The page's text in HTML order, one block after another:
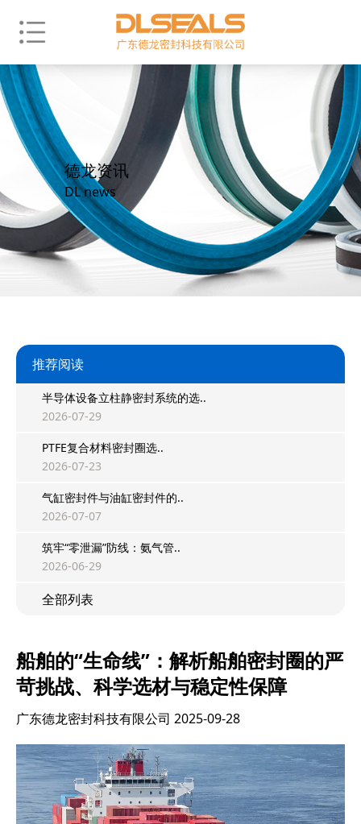
德龙资讯
DL news
推荐阅读
半导体设备立柱静密封系统的选..
2026-07-29
PTFE复合材料密封圈选..
2026-07-23
气缸密封件与油缸密封件的..
2026-07-07
筑牢“零泄漏”防线：氨气管..
2026-06-29
全部列表
船舶的“生命线”：解析船舶密封圈的严
苛挑战、科学选材与稳定性保障
广东德龙密封科技有限公司 2025-09-28